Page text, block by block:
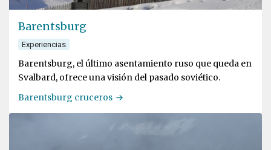
Barentsburg
Experiencias
Barentsburg, el último asentamiento ruso que queda en
Svalbard, ofrece una visión del pasado soviético.
Barentsburg cruceros